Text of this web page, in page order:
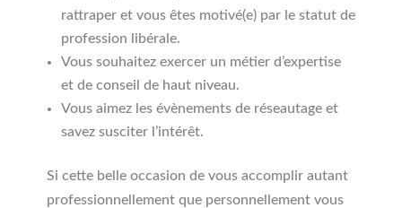
rattraper et vous êtes motivé(e) par le statut de
profession libérale.
Vous souhaitez exercer un métier d’expertise
et de conseil de haut niveau.
Vous aimez les évènements de réseautage et
savez susciter l’intérêt.
Si cette belle occasion de vous accomplir autant
professionnellement que personnellement vous